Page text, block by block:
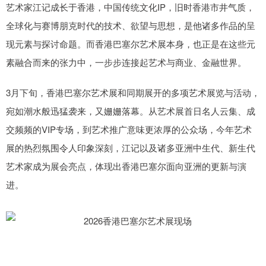
艺术家江记成长于香港，中国传统文化IP，旧时香港市井气质，
全球化与赛博朋克时代的技术、欲望与思想，是他诸多作品的呈
现元素与探讨命题。而香港巴塞尔艺术展本身，也正是在这些元
素融合而来的张力中，一步步连接起艺术与商业、金融世界。
3月下旬，香港巴塞尔艺术展和同期展开的多项艺术展览与活动，
宛如潮水般迅猛袭来，又姗姗落幕。从艺术展首日名人云集、成
交频频的VIP专场，到艺术推广意味更浓厚的公众场，今年艺术
展的热烈氛围令人印象深刻，江记以及诸多亚洲中生代、新生代
艺术家成为展会亮点，体现出香港巴塞尔面向亚洲的更新与演
进。